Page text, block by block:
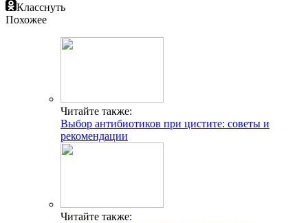
Класснуть
Похожее
Читайте также:
Выбор антибиотиков при цистите: советы и
рекомендации
Читайте также: